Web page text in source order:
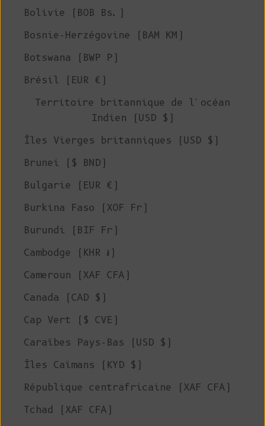
Bolivie (BOB Bs.)
Bosnie-Herzégovine (BAM КМ)
Botswana (BWP P)
Brésil (EUR €)
Territoire britannique de l'océan
Indien (USD $)
Îles Vierges britanniques (USD $)
Brunei ($ BND)
Bulgarie (EUR €)
Burkina Faso (XOF Fr)
Burundi (BIF Fr)
Cambodge (KHR ៛)
Cameroun (XAF CFA)
Canada (CAD $)
Cap Vert ($ CVE)
Caraïbes Pays-Bas (USD $)
Îles Caïmans (KYD $)
République centrafricaine (XAF CFA)
Tchad (XAF CFA)